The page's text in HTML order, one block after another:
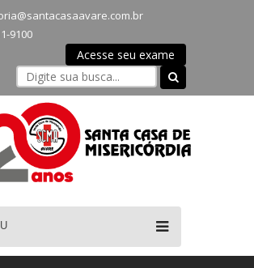
9100
Acesse seu exame